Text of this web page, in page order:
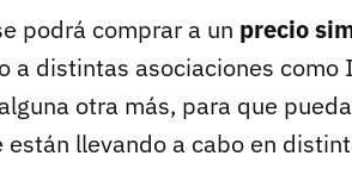
podrá comprar a un precio
a distintas asociaciones como
otra más, para que
llevando a cabo en